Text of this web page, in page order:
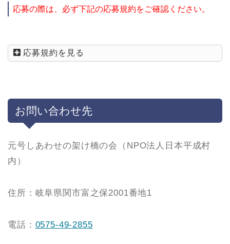
応募の際は、必ず下記の応募規約をご確認ください。
応募規約を見る
お問い合わせ先
元号しあわせの架け橋の会（NPO法人日本平成村
内）
住所：岐阜県関市富之保2001番地1
電話： 0575-49-2855